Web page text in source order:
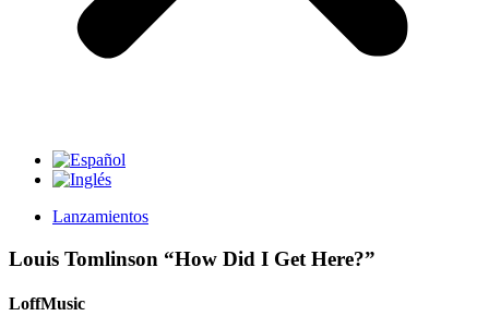
Lanzamientos
Louis Tomlinson “How Did I Get Here?”
LoffMusic